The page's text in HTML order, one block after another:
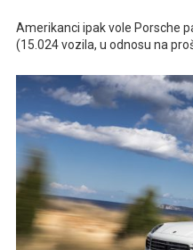
Amerikanci ipak vole Porsche
(15.024 vozila, u odnosu na